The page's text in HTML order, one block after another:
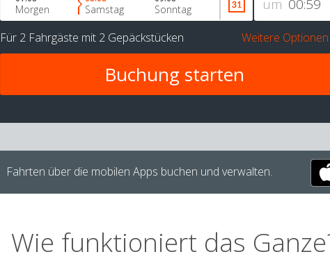
um
Morgen Samstag Sonntag
Für 2 Fahrgäste mit 2 Gepäckstücken Weitere Optionen
Fahrten über die mobilen Apps buchen und verwalten.
Wie funktioniert das